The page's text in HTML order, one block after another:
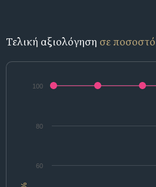
Τελική αξιολόγηση σε ποσοστό
%
60
80
100